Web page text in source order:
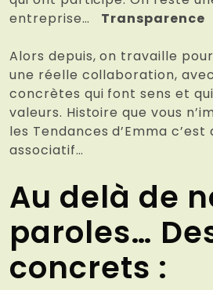
entreprise… Transparence
Alors depuis, on travaille
une réelle collaboration,
concrètes qui font sens et
valeurs. Histoire que vous
les Tendances d’Emma
associatif…
Au delà de
paroles…
concrets :